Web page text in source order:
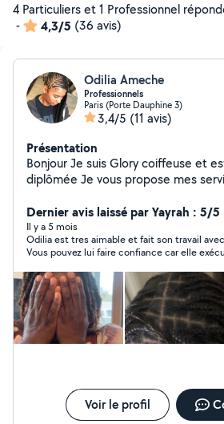
4 Particuliers et 1 Professionnel
-
4,3/5 (36 avis)
Odilia Ameche
Professionnels
Paris (Porte Dauphine 3)
3,4/5 (11 avis)
Présentation
Bonjour Je suis Glory coiffeuse et esthéticienne
diplômée Je vous propose mes services à domicile :
types de cheveux Manucure & pédicure Soins du visage
Relooking & bien-être Menege Babysitting Je me
déplace partout Travail soigné Professionnalisme
Résultat garanti N'hésitez pas à me contacter en
message privé pour plus d'infos ou
vous !
Dernier avis laissé par Yayrah : 5/5
Il y a 5 mois
Odilia est tres aimable et fait son travail
Vous pouvez lui faire confiance car elle
Voir le profil